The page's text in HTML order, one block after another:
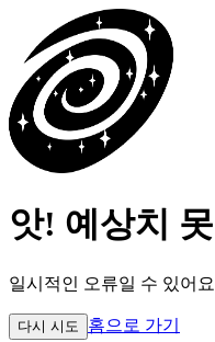
앗! 예상치
일시적인 오류일 수 있어
다시 시도 홈으로 가기